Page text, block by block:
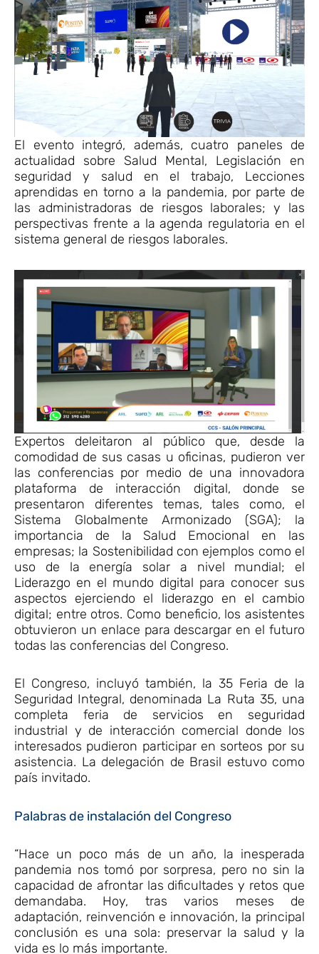
El evento integró, además, cuatro paneles de
actualidad sobre Salud Mental, Legislación en
seguridad y salud en el trabajo, Lecciones
aprendidas en torno a la pandemia, por parte de
las administradoras de riesgos laborales; y las
perspectivas frente a la agenda regulatoria en el
sistema general de riesgos laborales.
Expertos deleitaron al público que, desde la
comodidad de sus casas u oficinas, pudieron ver
las conferencias por medio de una innovadora
plataforma de interacción digital, donde se
presentaron diferentes temas, tales como, el
Sistema Globalmente Armonizado (SGA); la
importancia de la Salud Emocional en las
empresas; la Sostenibilidad con ejemplos como el
uso de la energía solar a nivel mundial; el
Liderazgo en el mundo digital para conocer sus
aspectos ejerciendo el liderazgo en el cambio
digital; entre otros. Como beneficio, los asistentes
obtuvieron un enlace para descargar en el futuro
todas las conferencias del Congreso.
El Congreso, incluyó también, la 35 Feria de la
Seguridad Integral, denominada La Ruta 35, una
completa feria de servicios en seguridad
industrial y de interacción comercial donde los
interesados pudieron participar en sorteos por su
asistencia. La delegación de Brasil estuvo como
país invitado.
Palabras de instalación del Congreso
“Hace un poco más de un año, la inesperada
pandemia nos tomó por sorpresa, pero no sin la
capacidad de afrontar las dificultades y retos que
demandaba. Hoy, tras varios meses de
adaptación, reinvención e innovación, la principal
conclusión es una sola: preservar la salud y la
vida es lo más importante.